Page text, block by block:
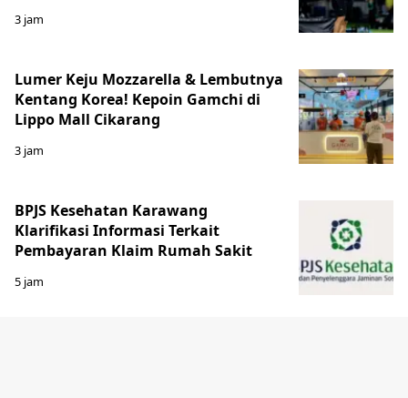
3 jam
Lumer Keju Mozzarella & Lembutnya
Kentang Korea! Kepoin Gamchi di
Lippo Mall Cikarang
3 jam
BPJS Kesehatan Karawang
Klarifikasi Informasi Terkait
Pembayaran Klaim Rumah Sakit
5 jam